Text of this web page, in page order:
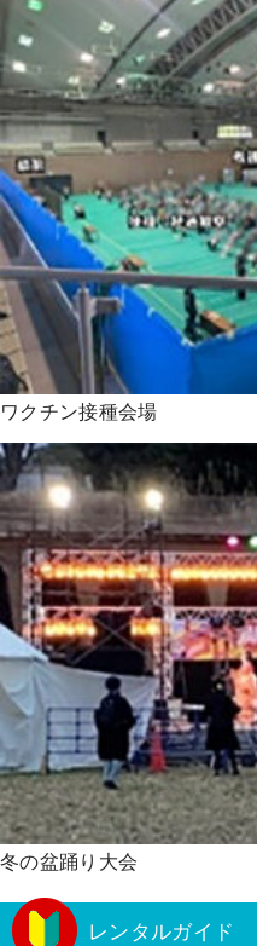
ワクチン接種会場
冬の盆踊り大会
レンタルガイド